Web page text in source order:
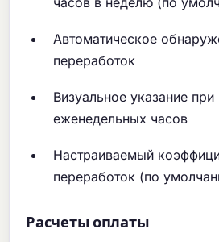
Автоматическое
переработок
Визуальное указание
еженедельных часов
Настраиваемый
переработок (по
Расчеты оплаты